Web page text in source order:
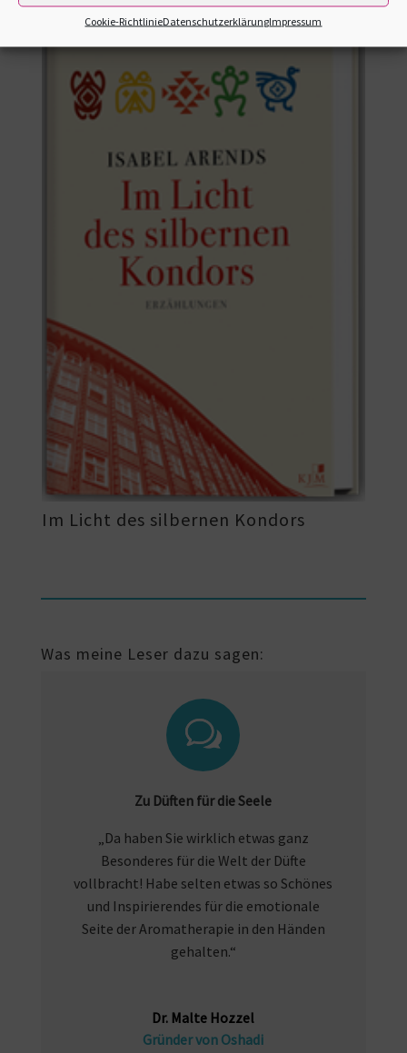
Cookie-RichtlinieDatenschutzerklärungImpressum
Im Licht des silbernen Kondors
Was meine Leser dazu sagen:
Zu Düften für die Seele
„Da haben Sie wirklich etwas ganz
Besonderes für die Welt der Düfte
vollbracht! Habe selten etwas so Schönes
und Inspirierendes für die emotionale
Seite der Aromatherapie in den Händen
gehalten.“
Dr. Malte Hozzel
Gründer von Oshadi